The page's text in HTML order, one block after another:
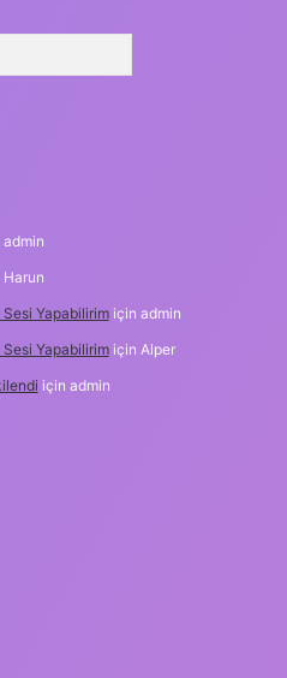
admin
Harun
Yapabilirimiçin admin
Yapabilirimiçin Alper
için admin